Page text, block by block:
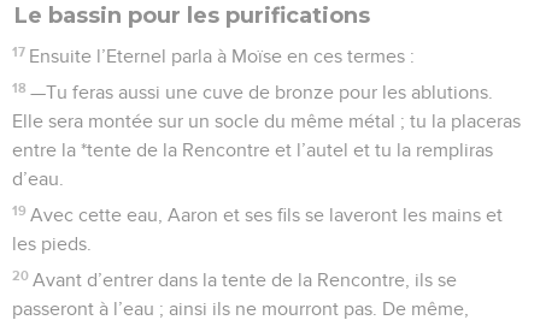
Le bassin pour les purifications
17 Ensuite l’Eternel parla à Moïse en ces termes :
18 —Tu feras aussi une cuve de bronze pour les ablutions.
Elle sera montée sur un socle du même métal ; tu la placeras
entre la *tente de la Rencontre et l’autel et tu la rempliras
d’eau.
19 Avec cette eau, Aaron et ses fils se laveront les mains et
les pieds.
20 Avant d’entrer dans la tente de la Rencontre, ils se
passeront à l’eau ; ainsi ils ne mourront pas. De même,